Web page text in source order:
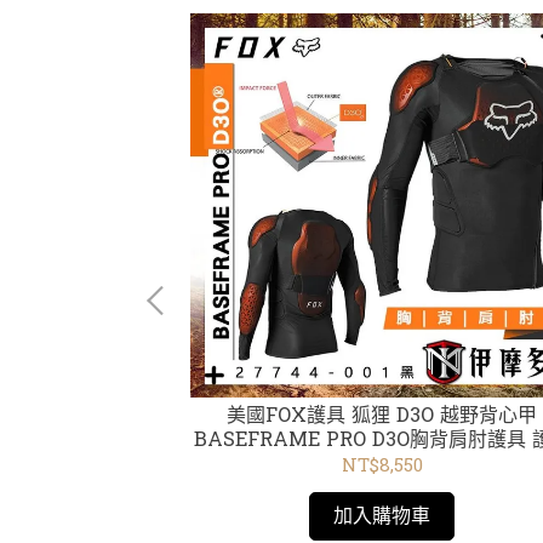
美國FOX護具 狐狸 D3O 越野背心甲
BASEFRAME PRO D3O胸背肩肘護具
CE認證 27744-001黑
NT$8,550
加入購物車